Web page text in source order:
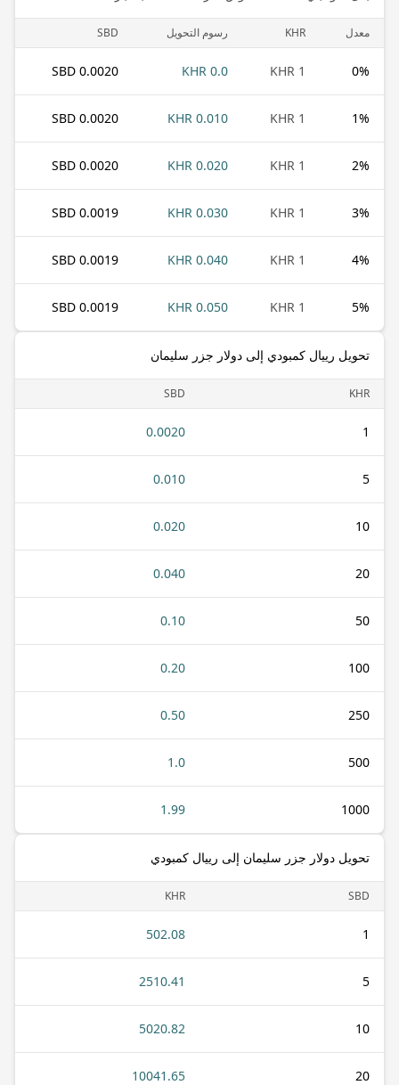
معدل KHR رسوم التحويل SBD
0%
1 KHR
0.0 KHR
0.0020 SBD
1%
1 KHR
0.010 KHR
0.0020 SBD
2%
1 KHR
0.020 KHR
0.0020 SBD
3%
1 KHR
0.030 KHR
0.0019 SBD
4%
1 KHR
0.040 KHR
0.0019 SBD
5%
1 KHR
0.050 KHR
0.0019 SBD
تحويل رييال كمبودي إلى دولار جزر سليمان
KHR
SBD
1
0.0020
5
0.010
10
0.020
20
0.040
50
0.10
100
0.20
250
0.50
500
1.0
1000
1.99
تحويل دولار جزر سليمان إلى رييال كمبودي
SBD
KHR
1
502.08
5
2510.41
10
5020.82
20
10041.65